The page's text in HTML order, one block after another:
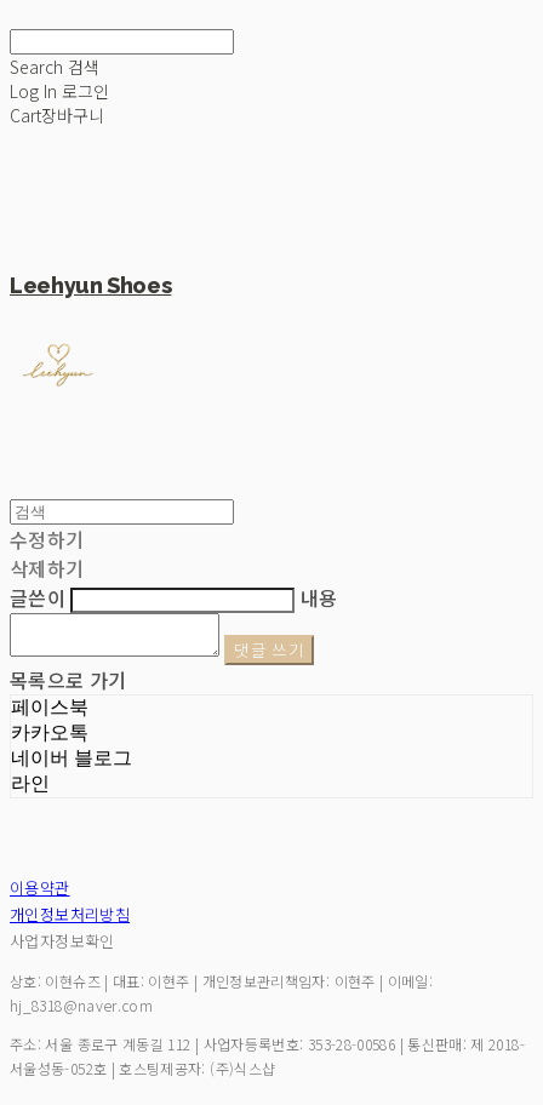
Search 검색
Log In 로그인
Cart장바구니
Leehyun Shoes
수정하기
삭제하기
글쓴이
내용
댓글 쓰기
목록으로 가기
페이스북
카카오톡
네이버 블로그
라인
이용약관
개인정보처리방침
사업자정보확인
상호: 이현슈즈 | 대표: 이현주 | 개인정보관리책임자: 이현주 | 이메일:
hj_8318@naver.com
주소: 서울 종로구 계동길 112 | 사업자등록번호: 353-28-00586 | 통신판매:제 2018-
서울성동-052호 | 호스팅제공자: (주)식스샵